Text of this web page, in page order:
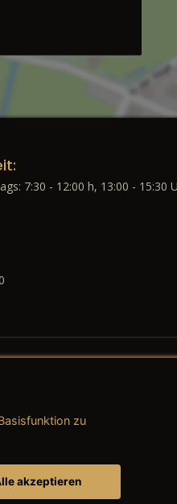
7:30 - 12:00 h, 13:00 - 15:30
→ AGB (Teile & Zubehör)
zu
akzeptieren